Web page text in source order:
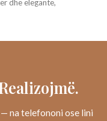
dhe elegante,
na telefononi ose lini